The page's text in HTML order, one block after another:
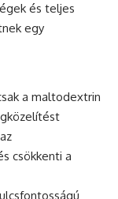
és teljes
egy
a maltodextrin
csökkenti a